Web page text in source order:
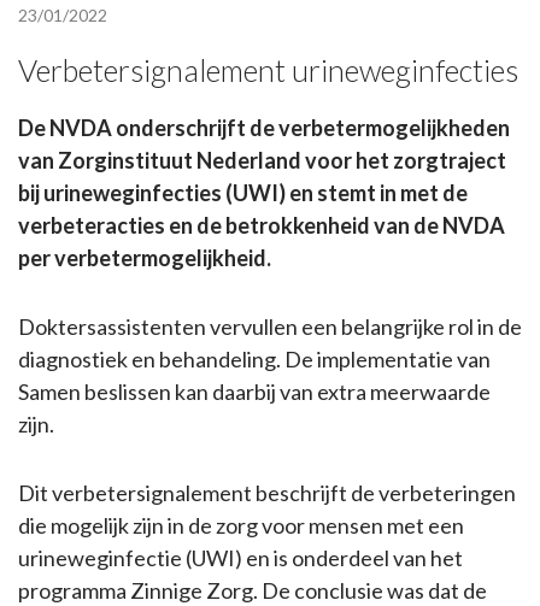
23/01/2022
Verbetersignalement urineweginfecties
De NVDA onderschrijft de verbetermogelijkheden
van Zorginstituut Nederland voor het zorgtraject
bij urineweginfecties (UWI) en stemt in met de
verbeteracties en de betrokkenheid van de NVDA
per verbetermogelijkheid.
Doktersassistenten vervullen een belangrijke rol in de
diagnostiek en behandeling. De implementatie van
Samen beslissen kan daarbij van extra meerwaarde
zijn.
Dit verbetersignalement beschrijft de verbeteringen
die mogelijk zijn in de zorg voor mensen met een
urineweginfectie (UWI) en is onderdeel van het
programma Zinnige Zorg. De conclusie was dat de